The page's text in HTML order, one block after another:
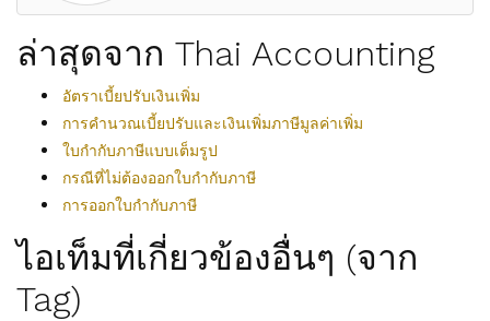
ล่าสุดจาก Thai Accounting
อัตราเบี้ยปรับเงินเพิ่ม
การคำนวณเบี้ยปรับและเงินเพิ่มภาษีมูลค่าเพิ่ม
ใบกำกับภาษีแบบเต็มรูป
กรณีที่ไม่ต้องออกใบกำกับภาษี
การออกใบกำกับภาษี
ไอเท็มที่เกี่ยวข้องอื่นๆ (จาก
Tag)